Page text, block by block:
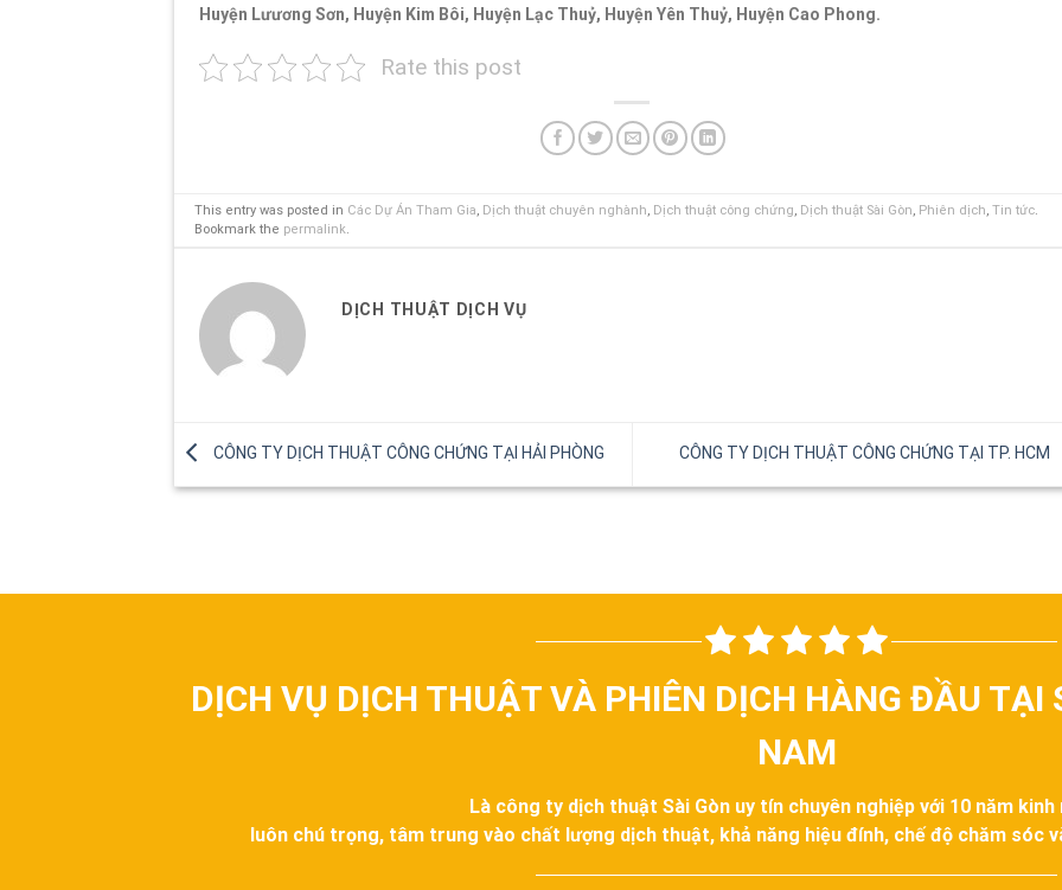
Huyện Lưương Sơn, Huyện Kim Bôi, Huyện Lạc Thuỷ, Huyện Yên Thuỷ, Huyện Cao Phong.
Rate this post
This entry was posted in Các Dự Án Tham Gia, Dịch thuật chuyên nghành, Dịch thuật công chứng, Dịch thuật Sài Gòn, Phiên dịch, Tin tức.
Bookmark the permalink.
DỊCH THUẬT DỊCH VỤ
CÔNG TY DỊCH THUẬT CÔNG CHỨNG TẠI HẢI PHÒNG CÔNG TY DỊCH THUẬT CÔNG CHỨNG TẠI TP. HCM
DỊCH VỤ DỊCH THUẬT VÀ PHIÊN DỊCH HÀNG ĐẦU TẠI
NAM
Là công ty dịch thuật Sài Gòn uy tín chuyên nghiệp với 10 năm kinh
luôn chú trọng, tâm trung vào chất lượng dịch thuật, khả năng hiệu đính, chế độ chăm sóc